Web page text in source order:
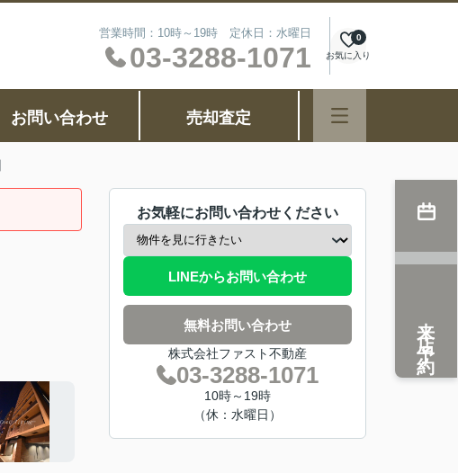
営業時間：10時～19時 定休日：水曜日
03-3288-1071 お気に入り
0
お問い合わせ 売却査定
お気軽にお問い合わせください
LINEからお問い合わせ
無料お問い合わせ
株式会社ファスト不動産
03-3288-1071
10時～19時
（休：水曜日）
来店予約